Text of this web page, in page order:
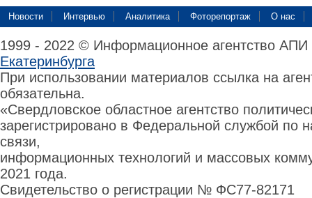
Новости Интервью Аналитика Фоторепортаж О нас
1999 - 2022 © Информационное агентство
Екатеринбурга
При использовании материалов ссылка на
обязательна.
«Свердловское областное агентство
зарегистрировано в Федеральной службой по
связи,
информационных технологий и массовых
2021 года.
Свидетельство о регистрации № ФС77-82171